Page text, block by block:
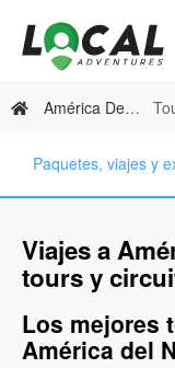
América Del Norte
Paquetes, viajes y
Viajes a
tours y
Los mejores
América del